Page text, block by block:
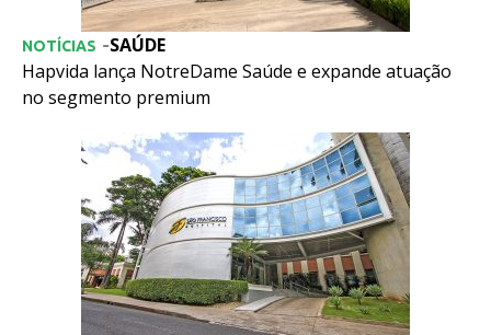
SAÚDE
NOTÍCIAS -
Hapvida lança NotreDame Saúde e expande atuação
no segmento premium